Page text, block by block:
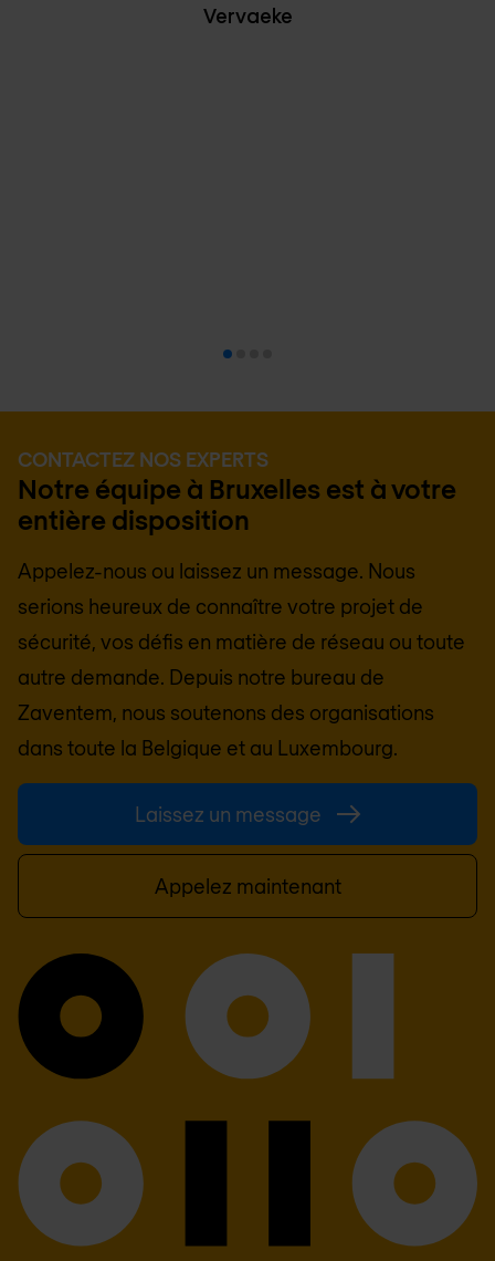
Vervaeke
CONTACTEZ NOS EXPERTS
Notre équipe à Bruxelles est à votre
entière disposition
Appelez-nous ou laissez un message. Nous
serions heureux de connaître votre projet de
sécurité, vos défis en matière de réseau ou toute
autre demande. Depuis notre bureau de
Zaventem, nous soutenons des organisations
dans toute la Belgique et au Luxembourg.
Laissez un message
Appelez maintenant